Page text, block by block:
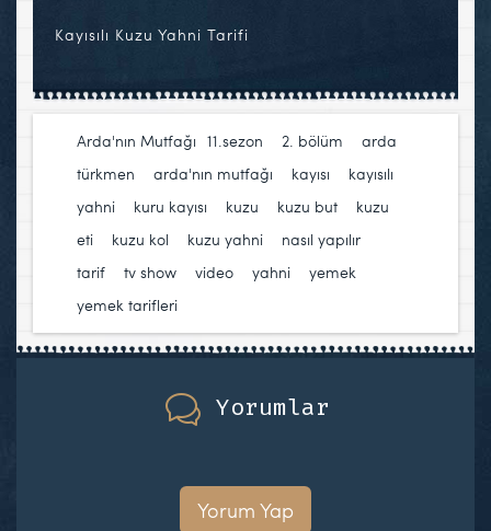
Kayısılı Kuzu Yahni Tarifi
Arda'nın Mutfağı 11.sezon 2. bölüm
arda
türkmen
arda'nın mutfağı kayısı
kayısılı
yahni
kuru kayısı kuzu kuzu but
kuzu
eti
kuzu kol kuzu yahni nasıl yapılır
tarif
tv show video yahni yemek
yemek tarifleri
Yorumlar
Yorum Yap